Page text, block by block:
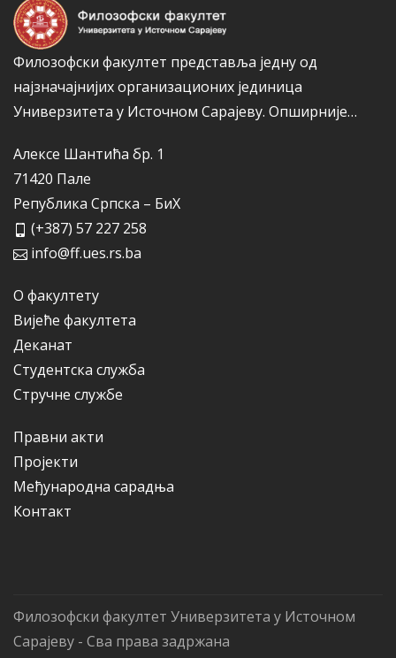
Филозофски факултет представља једну од
најзначајнијих организационих јединица
Универзитета у Источном Сарајеву. Опширније…
Алексе Шантића бр. 1
71420 Пале
Република Српска – БиХ
(+387) 57 227 258
info@ff.ues.rs.ba
О факултету
Вијеће факултета
Деканат
Студентска служба
Стручне службе
Правни акти
Пројекти
Међународна сарадња
Контакт
Филозофски факултет Универзитета у Источном
Сарајеву - Сва права задржана